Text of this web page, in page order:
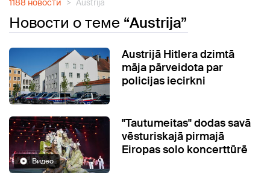
1188 новости Austrija
Новости о теме “Austrija”
Austrijā Hitlera dzimtā
māja pārveidota par
policijas iecirkni
Видео
"Tautumeitas" dodas savā
vēsturiskajā pirmajā
Eiropas solo koncerttūrē